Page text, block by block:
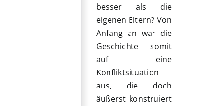
besser als die
eigenen Eltern? Von
Anfang an war die
Geschichte somit
auf eine
Konfliktsituation
aus, die doch
äußerst konstruiert